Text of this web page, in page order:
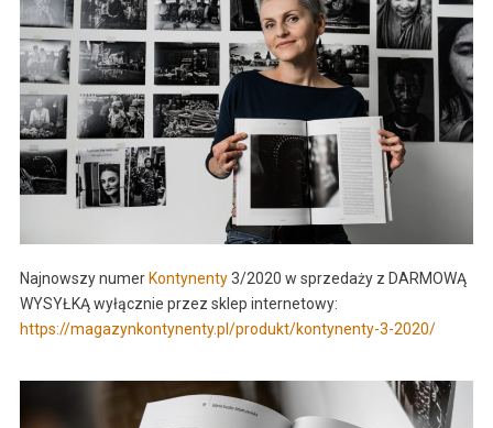
Najnowszy numer Kontynenty3/2020 w sprzedaży z DARMOWĄ
WYSYŁKĄ wyłącznie przez sklep internetowy:
https://magazynkontynenty.pl/produkt/kontynenty-3-2020/